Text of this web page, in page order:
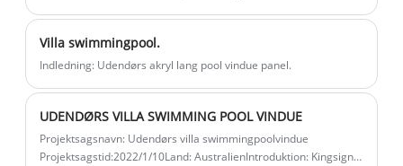
Villa swimmingpool.
Indledning: Udendørs akryl lang pool vindue panel.
UDENDØRS VILLA SWIMMING POOL VINDUE
Projektsagsnavn: Udendørs villa swimmingpoolvindue
Projektsagstid:2022/1/10Land: AustralienIntroduktion: Kingsign®